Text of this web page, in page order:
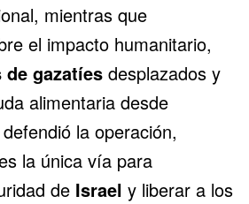
mientras que
el impacto humanitario,
gazatíes desplazados y
alimentaria desde
defendió la operación,
la única vía para
de Israel y liberar a los